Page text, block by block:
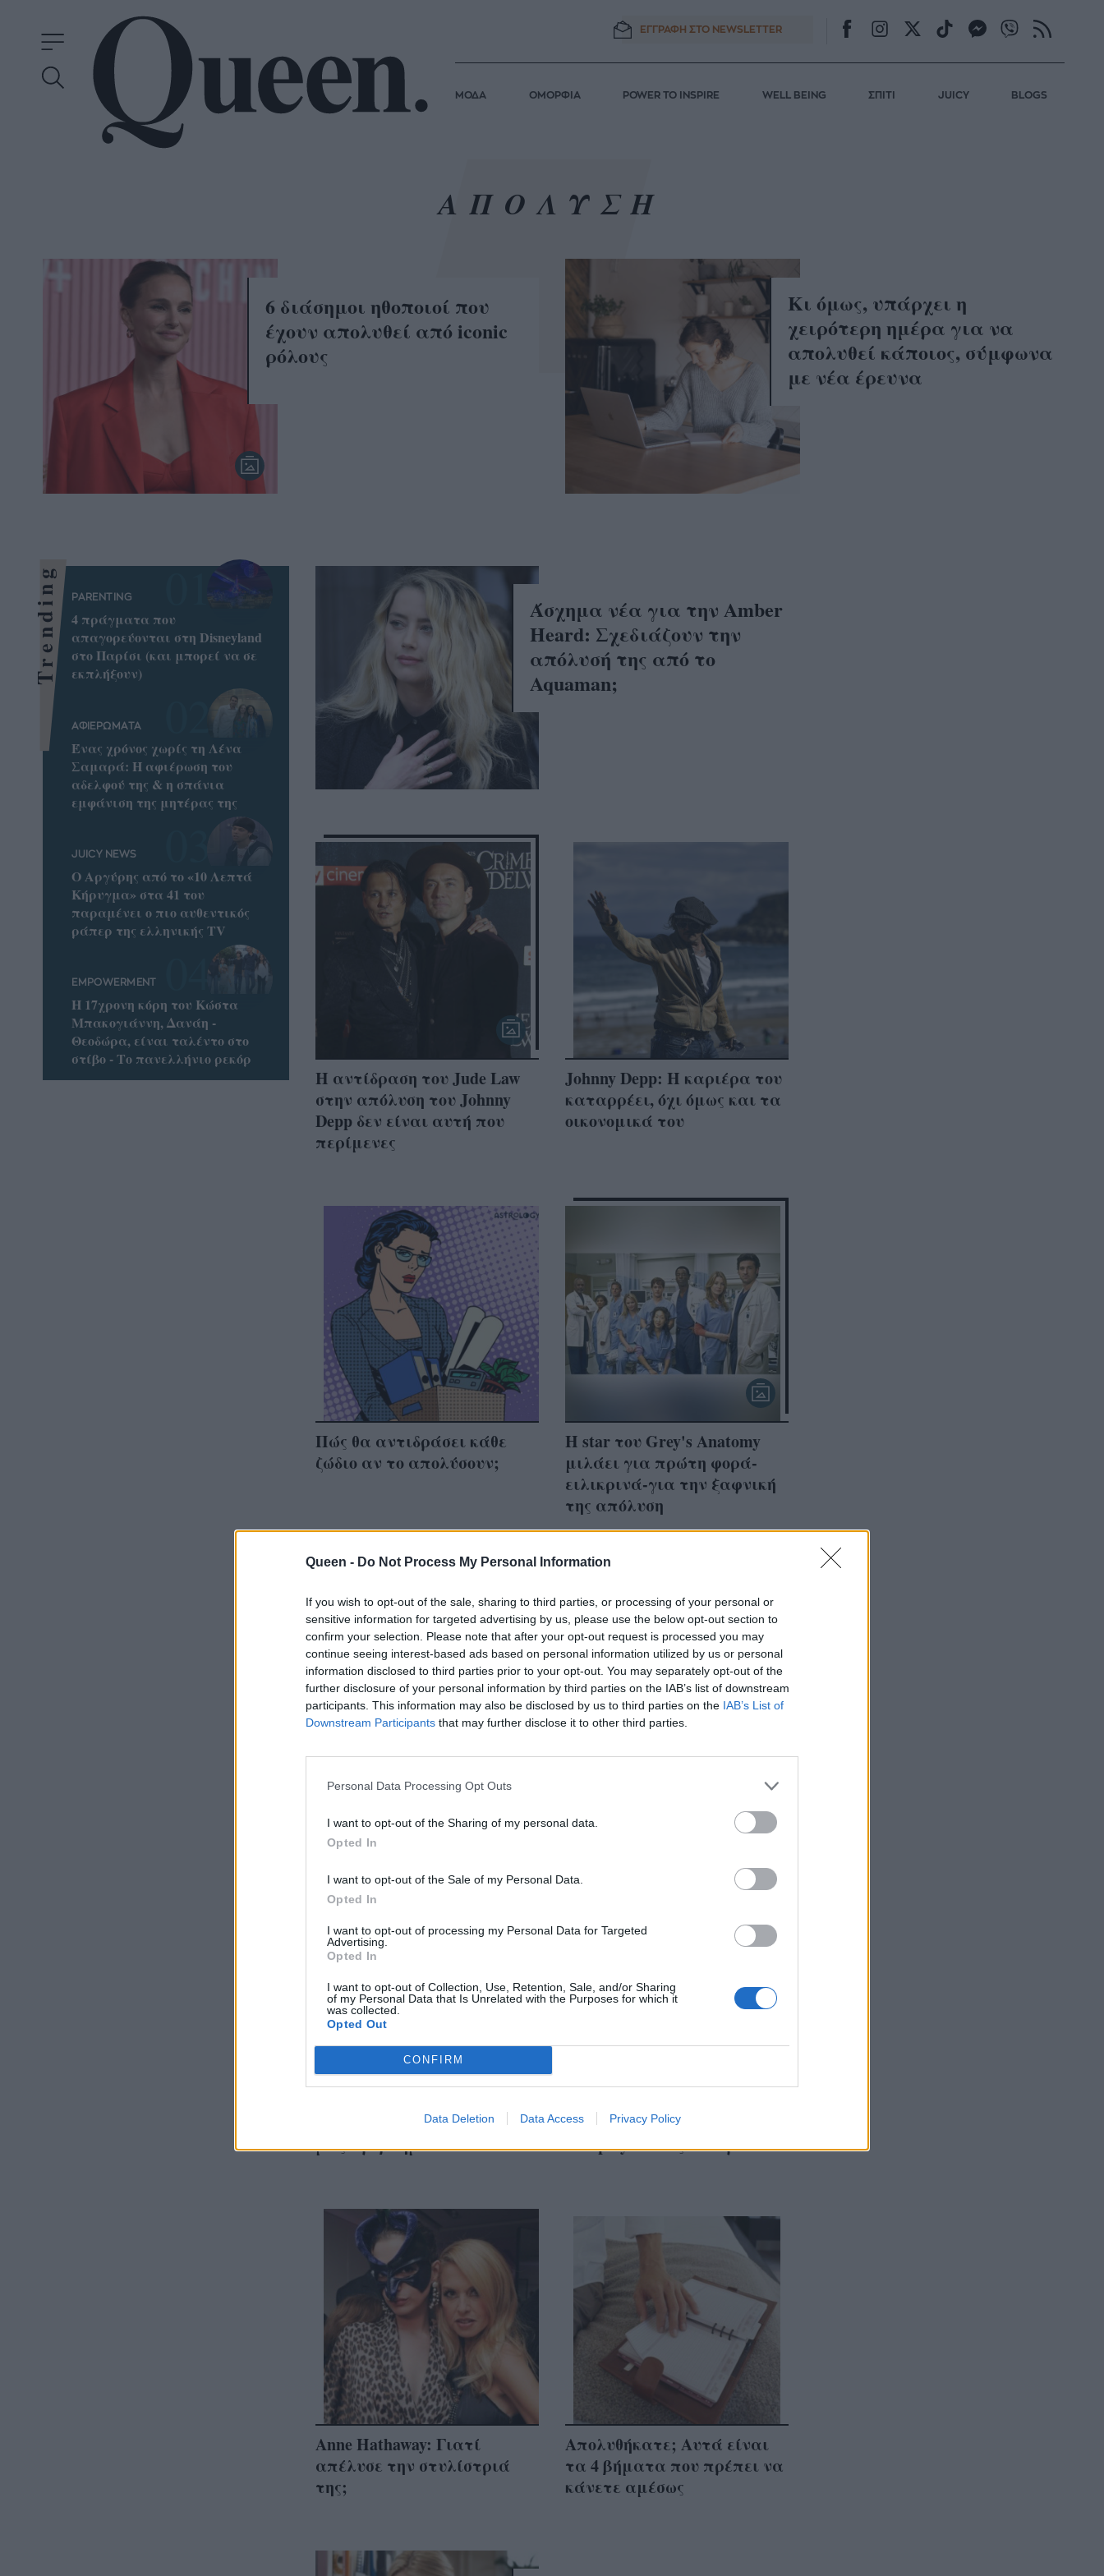
Queen - Do Not Process My Personal Information
If you wish to opt-out of the sale, sharing to third parties, or processing of your personal or
sensitive information for targeted advertising by us, please use the below opt-out section to
confirm your selection. Please note that after your opt-out request is processed you may
continue seeing interest-based ads based on personal information utilized by us or personal
information disclosed to third parties prior to your opt-out. You may separately opt-out of the
further disclosure of your personal information by third parties on the IAB’s list of downstream
participants. This information may also be disclosed by us to third parties on the IAB’s List of
Downstream Participants that may further disclose it to other third parties.
Personal Data Processing Opt Outs
I want to opt-out of the Sharing of my personal data.
Opted In
I want to opt-out of the Sale of my Personal Data.
Opted In
I want to opt-out of processing my Personal Data for Targeted
Advertising.
Opted In
I want to opt-out of Collection, Use, Retention, Sale, and/or Sharing
of my Personal Data that Is Unrelated with the Purposes for which it
was collected.
Opted Out
CONFIRM
Data Deletion Data Access Privacy Policy
ΕΓΓΡΑΦΗ ΣΤΟ NEWSLETTER
ΜΟΔΑ ΟΜΟΡΦΙΑ POWER TO INSPIRE WELL BEING ΣΠΙΤΙ JUICY BLOGS
ΑΠΟΛΥΣΗ
6 διάσημοι ηθοποιοί που
έχουν απολυθεί από iconic
ρόλους
Κι όμως, υπάρχει η
χειρότερη ημέρα για να
απολυθεί κάποιος, σύμφωνα
με νέα έρευνα
Άσχημα νέα για την Amber
Heard: Σχεδιάζουν την
απόλυσή της από το
Aquaman;
Η αντίδραση του Jude Law
στην απόλυση του Johnny
Depp δεν είναι αυτή που
περίμενες
Johnny Depp: Η καριέρα του
καταρρέει, όχι όμως και τα
οικονομικά του
Πώς θα αντιδράσει κάθε
ζώδιο αν το απολύσουν;
Η star του Grey's Anatomy
μιλάει για πρώτη φορά-
ειλικρινά-για την ξαφνική
της απόλυση
Η Kris Jenner μόλις
απέλυσε ΟΛΟ το
προσωπικό ασφαλείας της
Αγχωθήκαμε: H πρώτη
Dempsey μετά το σκάνδαλο
μας προβλημάτισε
Η απόλυτη ανατροπή: Ο
απόλυσης του Patrick
Dempsey θα σας σοκάρει
Anne Hathaway: Γιατί
απέλυσε την στυλίστριά
της;
Απολυθήκατε; Αυτά είναι
τα 4 βήματα που πρέπει να
κάνετε αμέσως
Trending PARENTING
4 πράγματα που
απαγορεύονται στη Disneyland
στο Παρίσι (και μπορεί να σε
εκπλήξουν)
ΑΦΙΕΡΩΜΑΤΑ
Ένας χρόνος χωρίς τη Λένα
Σαμαρά: Η αφιέρωση του
αδελφού της & η σπάνια
εμφάνιση της μητέρας της
JUICY NEWS
Ο Αργύρης από το «10 Λεπτά
Κήρυγμα» στα 41 του
παραμένει ο πιο αυθεντικός
ράπερ της ελληνικής TV
EMPOWERMENT
Η 17χρονη κόρη του Κώστα
Μπακογιάννη, Δανάη -
Θεοδώρα, είναι ταλέντο στο
στίβο - Το πανελλήνιο ρεκόρ